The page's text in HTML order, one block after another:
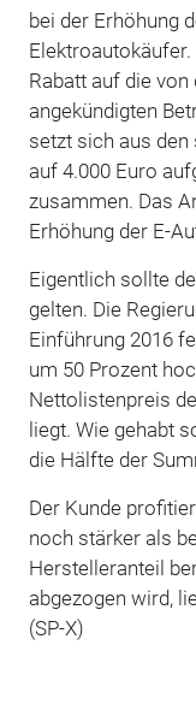
bei der Erhöhung
Rabatt auf die
angekündigten
setzt sich aus
auf 4.000 Euro
zusammen. Das
Erhöhung der E-
Eigentlich sollte
gelten. Die
Einführung 2016
um 50 Prozent
Nettolistenpreis
liegt. Wie gehabt
die Hälfte der
Der Kunde
noch stärker als
Herstelleranteil
abgezogen wird,
(SP-X)